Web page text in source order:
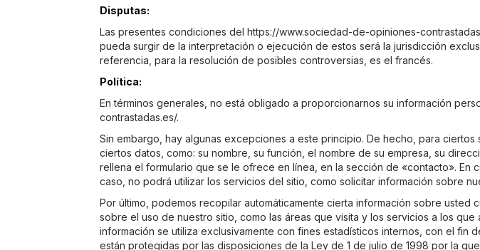
Disputas:
Las presentes condiciones del https://www.sociedad-de-opiniones-
pueda surgir de la interpretación o ejecución de estos será la jurisdicción
referencia, para la resolución de posibles controversias, es el francés.
Política:
En términos generales, no está obligado a proporcionarnos su información
contrastadas.es/.
Sin embargo, hay algunas excepciones a este principio. De hecho, para
ciertos datos, como: su nombre, su función, el nombre de su empresa, su
rellena el formulario que se le ofrece en línea, en la sección de «contacto».
caso, no podrá utilizar los servicios del sitio, como solicitar información sobre
Por último, podemos recopilar automáticamente cierta información sobre
sobre el uso de nuestro sitio, como las áreas que visita y los servicios a los
información se utiliza exclusivamente con fines estadísticos internos, con el
están protegidas por las disposiciones de la Ley de 1 de julio de 1998 por la